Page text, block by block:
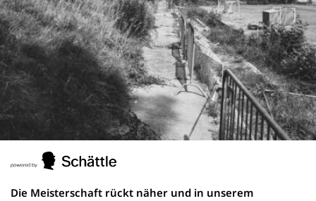
Die Meisterschaft rückt näher und in unserem